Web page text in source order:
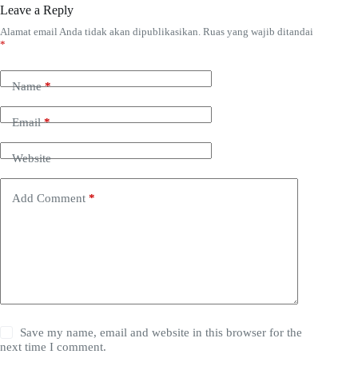
Leave a Reply
Alamat email Anda tidak akan dipublikasikan. Ruas yang wajib ditandai
*
Name*
Email*
Website
Add Comment *
Save my name, email and website in this browser for the
next time I comment.